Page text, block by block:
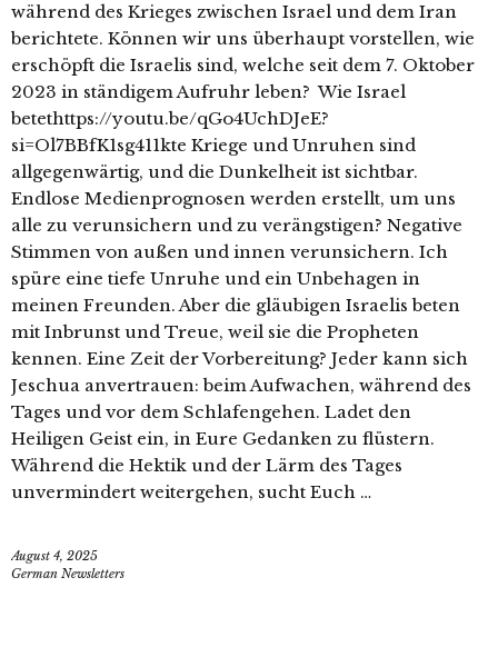
während des Krieges zwischen Israel und dem Iran
berichtete. Können wir uns überhaupt vorstellen, wie
erschöpft die Israelis sind, welche seit dem 7. Oktober
2023 in ständigem Aufruhr leben? Wie Israel
betethttps://youtu.be/qGo4UchDJeE?
si=Ol7BBfK1sg411kte Kriege und Unruhen sind
allgegenwärtig, und die Dunkelheit ist sichtbar.
Endlose Medienprognosen werden erstellt, um uns
alle zu verunsichern und zu verängstigen? Negative
Stimmen von außen und innen verunsichern. Ich
spüre eine tiefe Unruhe und ein Unbehagen in
meinen Freunden. Aber die gläubigen Israelis beten
mit Inbrunst und Treue, weil sie die Propheten
kennen. Eine Zeit der Vorbereitung? Jeder kann sich
Jeschua anvertrauen: beim Aufwachen, während des
Tages und vor dem Schlafengehen. Ladet den
Heiligen Geist ein, in Eure Gedanken zu flüstern.
Während die Hektik und der Lärm des Tages
unvermindert weitergehen, sucht Euch …
August 4, 2025
German Newsletters